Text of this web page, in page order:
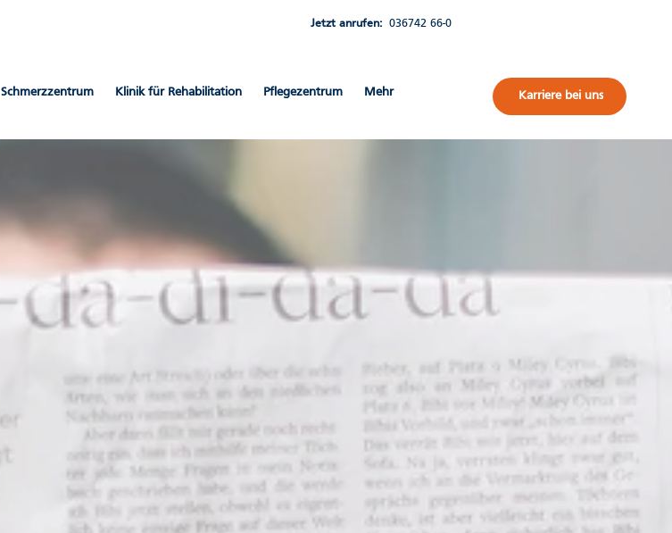
Jetzt anrufen:036742 66-0
Schmerzzentrum Klinik für Rehabilitation Pflegezentrum Mehr Karriere bei uns